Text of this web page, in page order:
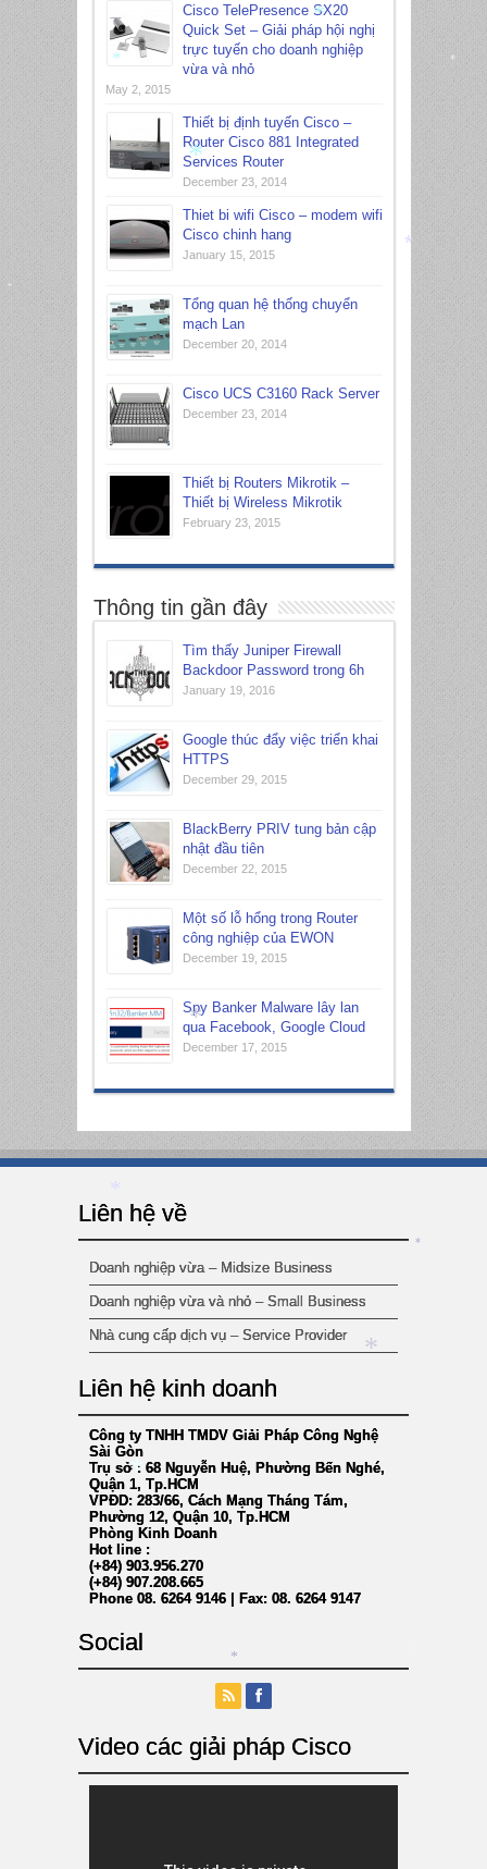
Cisco TelePresence SX20
Quick Set – Giải pháp hội nghị
trực tuyến cho doanh nghiệp
vừa và nhỏ
May 2, 2015
Thiết bị định tuyến Cisco –
Router Cisco 881 Integrated
Services Router
December 23, 2014
Thiet bi wifi Cisco – modem wifi
Cisco chinh hang
January 15, 2015
Tổng quan hệ thống chuyển
mạch Lan
December 20, 2014
Cisco UCS C3160 Rack Server
December 23, 2014
Thiết bị Routers Mikrotik –
Thiết bị Wireless Mikrotik
February 23, 2015
Thông tin gần đây
Tìm thấy Juniper Firewall
Backdoor Password trong 6h
January 19, 2016
Google thúc đẩy việc triển khai
HTTPS
December 29, 2015
BlackBerry PRIV tung bản cập
nhật đầu tiên
December 22, 2015
Một số lỗ hổng trong Router
công nghiệp của EWON
December 19, 2015
Spy Banker Malware lây lan
qua Facebook, Google Cloud
December 17, 2015
Liên hệ về
Doanh nghiệp vừa – Midsize Business
Doanh nghiệp vừa và nhỏ – Small Business
Nhà cung cấp dịch vụ – Service Provider
Liên hệ kinh doanh
Công ty TNHH TMDV Giải Pháp Công Nghệ
Sài Gòn
Trụ sở : 68 Nguyễn Huệ, Phường Bến Nghé,
Quận 1, Tp.HCM
VPĐD: 283/66, Cách Mạng Tháng Tám,
Phường 12, Quận 10, Tp.HCM
Phòng Kinh Doanh
Hot line :
(+84) 903.956.270
(+84) 907.208.665
Phone 08. 6264 9146 | Fax: 08. 6264 9147
Social
Video các giải pháp Cisco
*
*
*
*
*
*
*